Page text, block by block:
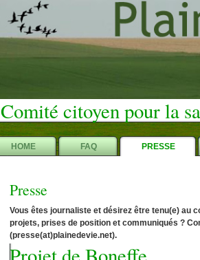
Comité citoyen pour la
HOME FAQ PRESSE
Presse
Vous êtes journaliste et désirez être tenu(e) au
projets, prises de position et communiqués ?
(presse(at)plainedevie.net).